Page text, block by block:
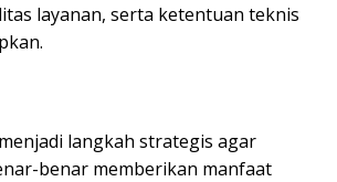
layanan, serta ketentuan teknis
menjadi langkah strategis agar
benar memberikan manfaat